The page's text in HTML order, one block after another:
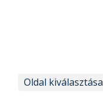
Oldal kiválasztása